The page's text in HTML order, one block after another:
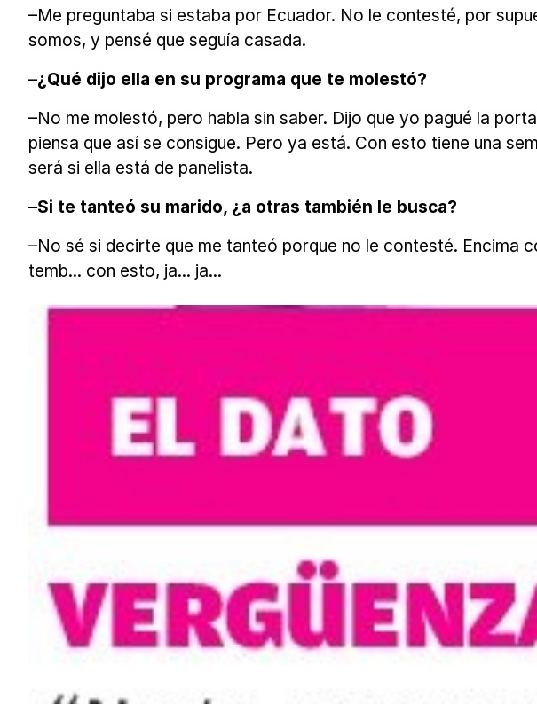
–Me preguntaba si estaba por Ecuador. No le contesté, por
somos, y pensé que seguía casada.
–¿Qué dijo ella en su programa que te molestó?
–No me molestó, pero habla sin saber. Dijo que yo pagué la
piensa que así se consigue. Pero ya está. Con esto tiene una
será si ella está de panelista.
–Si te tanteó su marido, ¿a otras también le busca?
–No sé si decirte que me tanteó porque no le contesté. Encima
temb... con esto, ja... ja...